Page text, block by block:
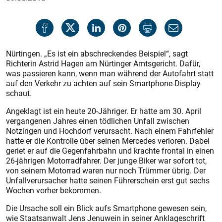
Nürtingen. „Es ist ein abschreckendes Beispiel“, sagt
Richterin Astrid Hagen am Nürtinger Amtsgericht. Dafür,
was passieren kann, wenn man während der Autofahrt statt
auf den Verkehr zu achten auf sein Smartphone-Display
schaut.
Angeklagt ist ein heute 20-Jähriger. Er hatte am 30. April
vergangenen Jahres einen tödlichen Unfall zwischen
Notzingen und Hochdorf verursacht. Nach einem Fahrfehler
hatte er die Kontrolle über seinen Mercedes verloren. Dabei
geriet er auf die Gegenfahrbahn und krachte frontal in einen
26-jährigen Motorradfahrer. Der junge Biker war sofort tot,
von seinem Motorrad waren nur noch Trümmer übrig. Der
Unfallverursacher hatte seinen Führerschein erst gut sechs
Wochen vorher bekommen.
Die Ursache soll ein Blick aufs Smartphone gewesen sein,
wie Staatsanwalt Jens Jenuwein in seiner Anklageschrift